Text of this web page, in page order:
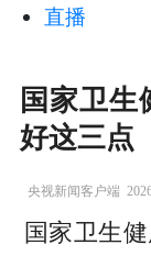
直播
国家卫
好这三点
央视新闻客户端
国家卫生